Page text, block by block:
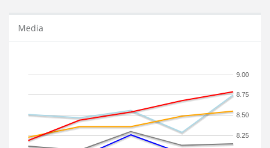
Media
8.25
8.50
8.75
9.00